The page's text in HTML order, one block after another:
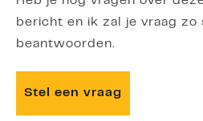
bericht en ik zal je vraag zo
beantwoorden.
Stel een vraag